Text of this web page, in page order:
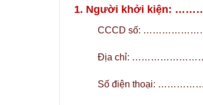
1. Người khởi
CCCD số:
Địa chỉ:
Số điện thoại: